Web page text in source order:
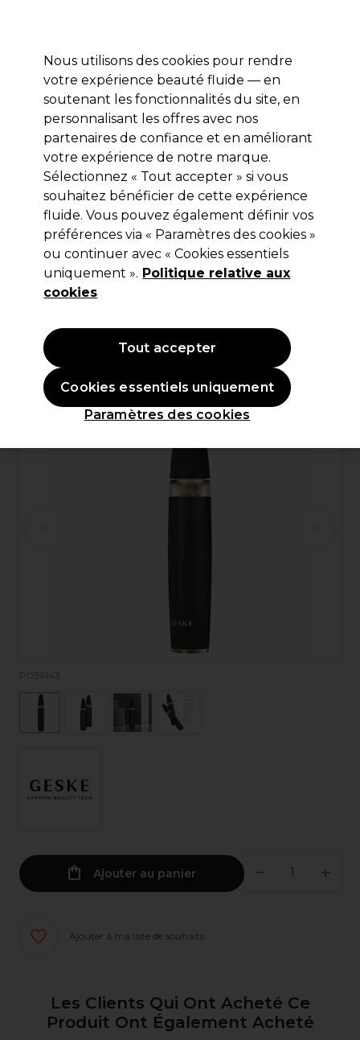
Se connecter
Marques Bons plans Coiffure Electro et Matériel
Livraison et délais
lire la suite
GESKE
Geske Electric Pumice Foot
Smoothing Multi-Pen 8 in 1 -
Ponceuse Électrique pour Pieds 8 en
1 Gris
59,49 € Hors TVA
(TARIF PROFESSIONNEL)
71,39 € TVA incluse)| 84.99 € pour 100g
P039143
Ajouter au panier
Ajouter à ma liste de souhaits
Les Clients Qui Ont Acheté Ce
Produit Ont Également Acheté
Nous utilisons des cookies pour rendre
votre expérience beauté fluide — en
soutenant les fonctionnalités du site, en
personnalisant les offres avec nos
partenaires de confiance et en améliorant
votre expérience de notre marque.
Sélectionnez « Tout accepter » si vous
souhaitez bénéficier de cette expérience
fluide. Vous pouvez également définir vos
préférences via « Paramètres des cookies »
ou continuer avec « Cookies essentiels
uniquement ». Politique relative aux
cookies
Paramètres des cookies
Cookies essentiels uniquement
Tout accepter